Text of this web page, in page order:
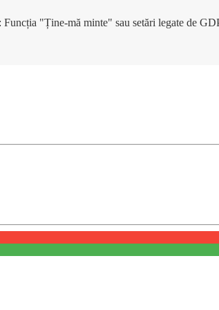
"Ține-mă minte" sau setări legate de